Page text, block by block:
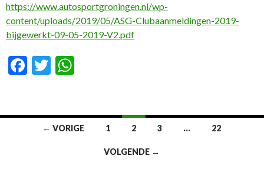
https://www.autosportgroningen.nl/wp-
content/uploads/2019/05/ASG-Clubaanmeldingen-2019-
bijgewerkt-09-05-2019-V2.pdf
F
b
T
er s
Berichtennavigatie
← VORIGE 1 2 3 … 22
VOLGENDE →